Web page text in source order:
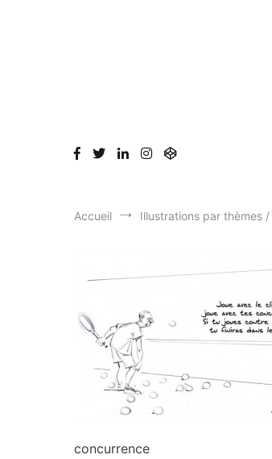
Accueil Illustrations par thèmes
concurrence